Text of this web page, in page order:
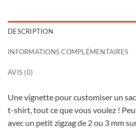
DESCRIPTION
INFORMATIONS COMPLÉMENTAIRES
AVIS (0)
Une vignette pour customiser un
t-shirt, tout ce que vous voulez !
avec un petit zigzag de 2 ou 3 mm